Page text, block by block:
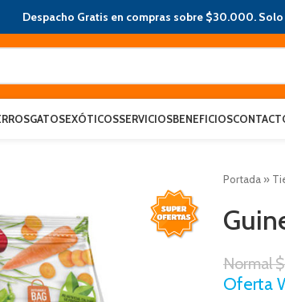
Despacho Gratis en compras sobre $30.000.
GATOSEXÓTICOSSERVICIOSBENEFICIOS
Portada »
Normal$
Oferta